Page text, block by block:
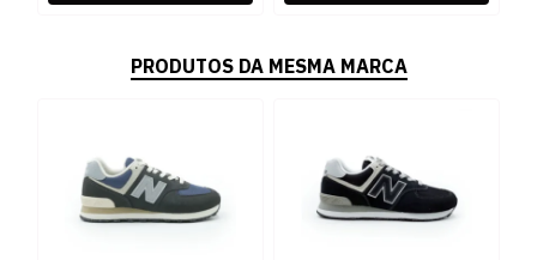
PRODUTOS DA MESMA MARCA